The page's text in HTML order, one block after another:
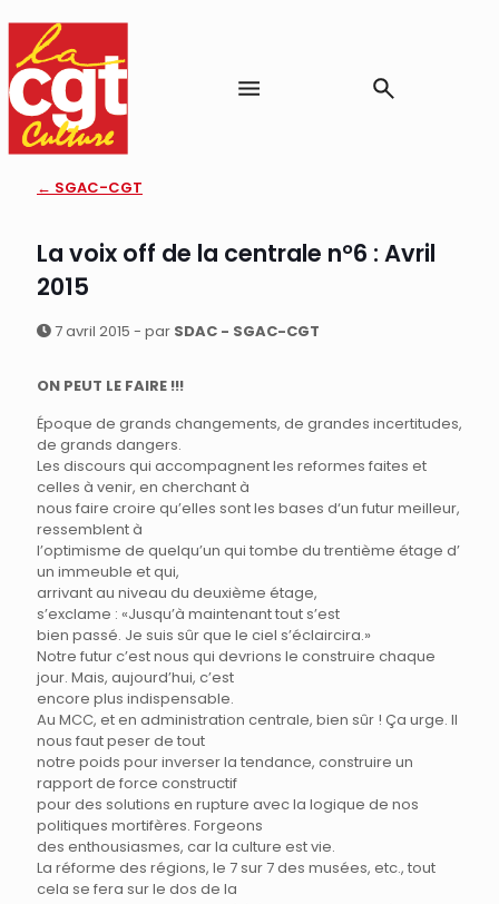
← SGAC-CGT
La voix off de la centrale n°6 : Avril
2015
7 avril 2015 - par SDAC - SGAC-CGT
ON PEUT LE FAIRE !!!
Époque de grands changements, de grandes incertitudes,
de grands dangers.
Les discours qui accompagnent les reformes faites et
celles à venir, en cherchant à
nous faire croire qu’elles sont les bases d‘un futur meilleur,
ressemblent à
l’optimisme de quelqu’un qui tombe du trentième étage d’
un immeuble et qui,
arrivant au niveau du deuxième étage,
s’exclame : «Jusqu’à maintenant tout s’est
bien passé. Je suis sûr que le ciel s’éclaircira.»
Notre futur c’est nous qui devrions le construire chaque
jour. Mais, aujourd’hui, c’est
encore plus indispensable.
Au MCC, et en administration centrale, bien sûr ! Ça urge. Il
nous faut peser de tout
notre poids pour inverser la tendance, construire un
rapport de force constructif
pour des solutions en rupture avec la logique de nos
politiques mortifères. Forgeons
des enthousiasmes, car la culture est vie.
La réforme des régions, le 7 sur 7 des musées, etc., tout
cela se fera sur le dos de la